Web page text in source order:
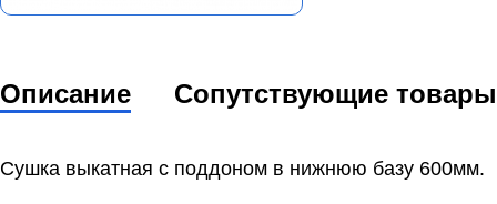
Описание Сопутствующие товары
Сушка выкатная с поддоном в нижнюю базу 600мм.